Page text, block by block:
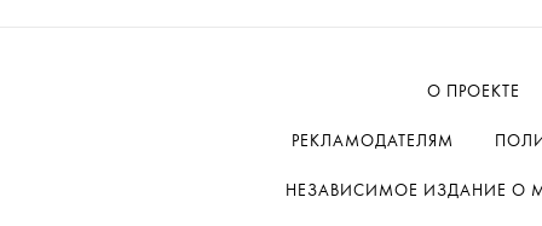
О ПРОЕКТЕ
РЕКЛАМОДАТЕЛЯМ
НЕЗАВИСИМОЕ ИЗДАНИЕ О